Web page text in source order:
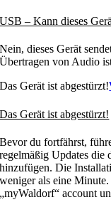
USB – Kann dieses
Nein, dieses Gerät
Übertragen von Audio
Das Gerät ist abgestürzt!
Das Gerät ist abgestürzt!
Bevor du fortfährst,
regelmäßig Updates die
hinzufügen. Die
weniger als eine
„myWaldorf“ account